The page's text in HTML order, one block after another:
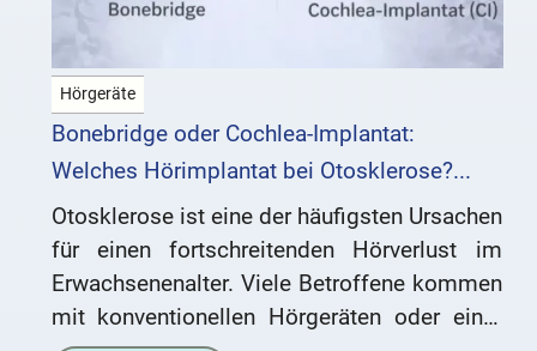
Hörgeräte
Bonebridge oder Cochlea-Implantat:
Welches Hörimplantat bei Otosklerose?...
Otosklerose ist eine der häufigsten Ursachen
für einen fortschreitenden Hörverlust im
Erwachsenenalter. Viele Betroffene kommen
mit konventionellen Hörgeräten oder einer